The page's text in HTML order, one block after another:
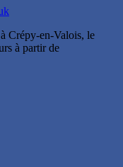
Crépy-en-Valois, le
à partir de